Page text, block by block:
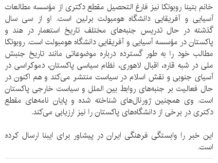
خانم بتینا روبوتکا نیز فارغ التحصیل مقطع دکتری از مؤسسه مطالعات
آسیایی و آفریقایی دانشگاه هومبولت برلین است. او از سی سال
گذشته در حال تدریس جنبه‌های مختلف تاریخ استعمار در هند و
پاکستان در مؤسسه آسیایی و آفریقایی دانشگاه هومبولت است. روبوتکا
مطالب خود را به طور گسترده درباره موضوعاتی مانند تاریخ جنبش
ملی در شبه قاره، اقبال لاهوری، نظام سیاسی پاکستان، دموکراسی در
آسیای جنوبی و نقش اسلام در سیاست منتشر می‌کند و هم‌ اکنون در
حال فعالیت بر جنبه‌های روابط بین الملل و سیاست خارجی پاکستان
است. وی همچنین ژورنال‌های شناخته شده و پایان نامه‌های مقطع
دکتری در برخی از دانشگاه‌های پاکستان را نیز ارزیابی می‌کند.
این خبر را وابستگی فرهنگی ایران در پیشاور برای ایبنا ارسال کرده
است.